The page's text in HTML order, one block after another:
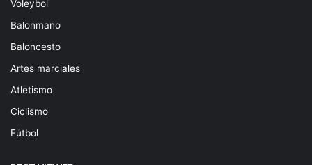
Voleybol
Balonmano
Baloncesto
Artes marciales
Atletismo
Ciclismo
Fútbol